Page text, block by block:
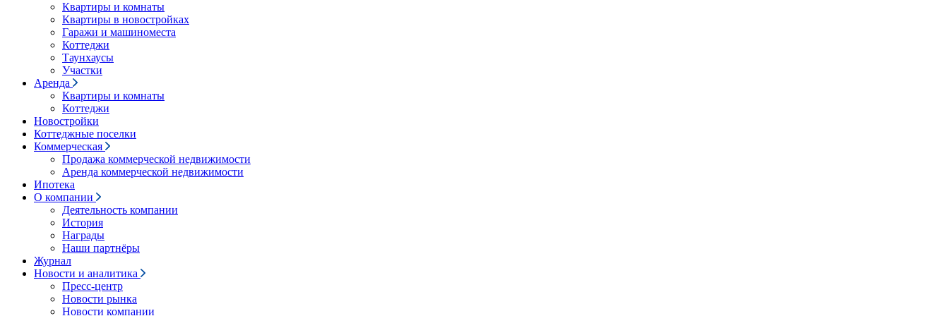
Квартиры и комнаты
Квартиры в новостройках
Гаражи и машиноместа
Коттеджи
Таунхаусы
Участки
Аренда
Квартиры и комнаты
Коттеджи
Новостройки
Коттеджные поселки
Коммерческая
Продажа коммерческой недвижимости
Аренда коммерческой недвижимости
Ипотека
О компании
Деятельность компании
История
Награды
Наши партнёры
Журнал
Новости и аналитика
Пресс-центр
Новости рынка
Новости компании